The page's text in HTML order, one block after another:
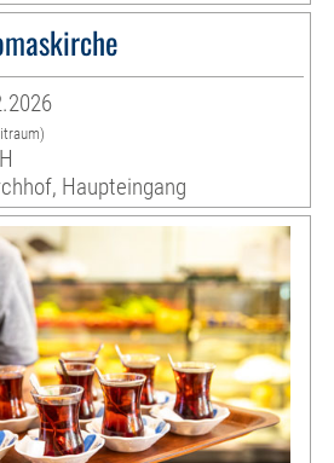
Haupteingang